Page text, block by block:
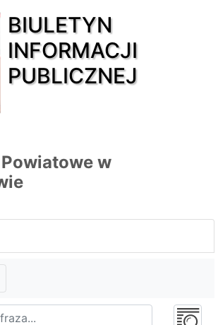
BIULETYN
INFORMACJI
PUBLICZNEJ
w